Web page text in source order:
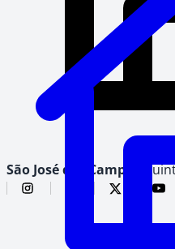
São José dos Campos,